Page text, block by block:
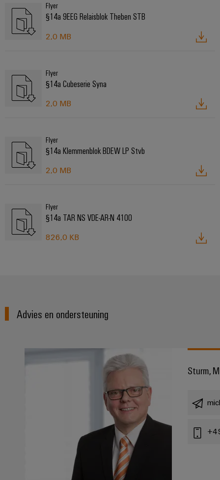
Flyer
§14a 9EEG Relaisblok Theben STB
2,0 MB
Flyer
§14a Cubeserie Syna
2,0 MB
Flyer
§14a Klemmenblok BDEW LP Stvb
2,0 MB
Flyer
§14a TAR NS VDE-AR-N 4100
826,0 KB
Advies en ondersteuning
Sturm,